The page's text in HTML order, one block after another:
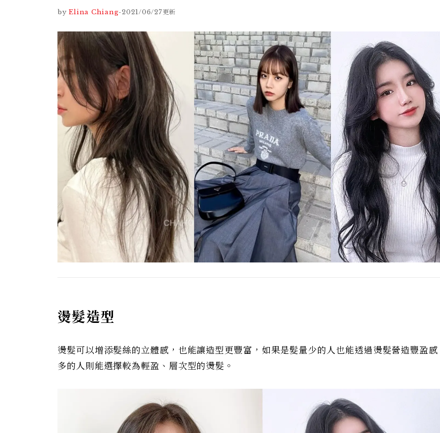
by Elina Chiang-2021/06/27更新
燙髮造型
燙髮可以增添髮絲的立體感，也能讓造型更豐富，如果是髮量少的人也能透過燙髮營造豐盈
多的人則能選擇較為輕盈、層次型的燙髮。